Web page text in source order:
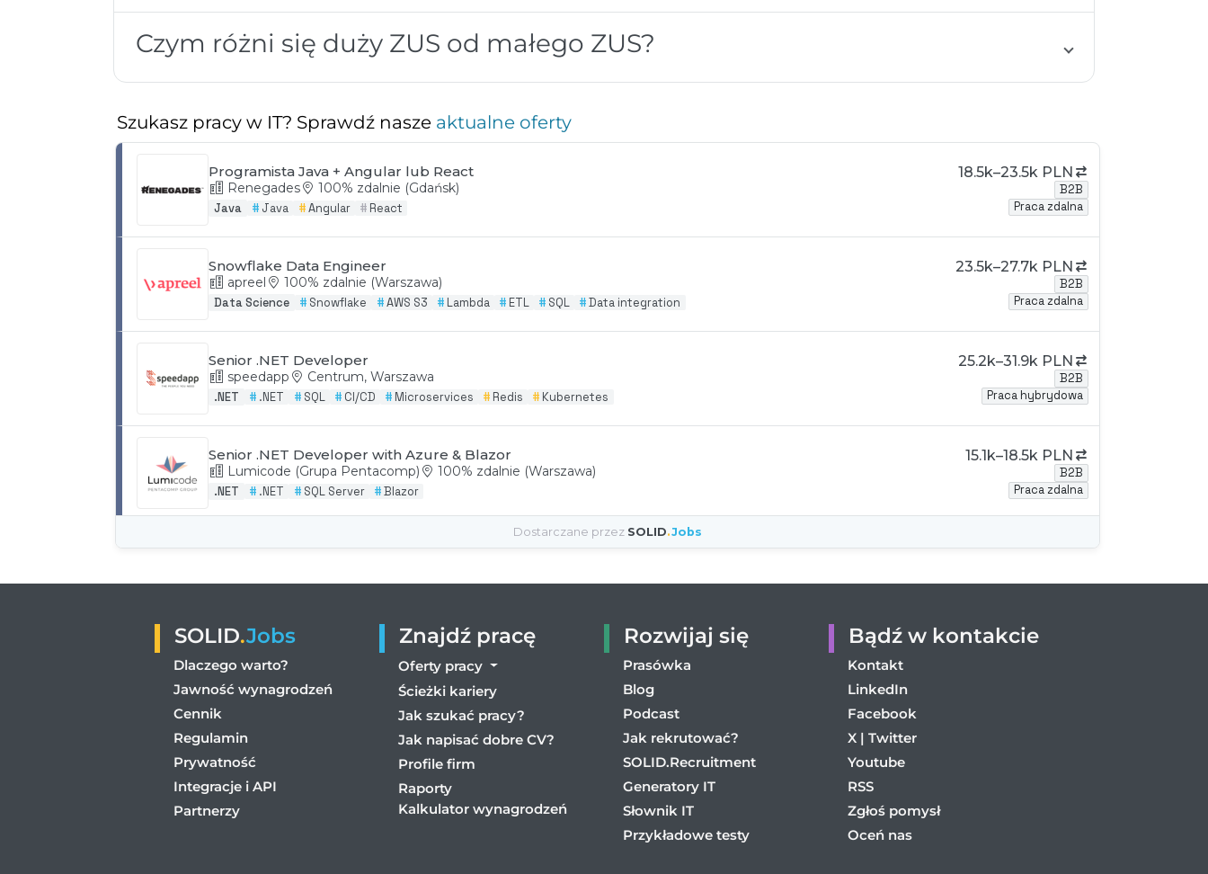
Czym różni się duży ZUS od małego ZUS?
Szukasz pracy w IT? Sprawdź nasze aktualne oferty
SOLID.Jobs
Dlaczego warto?
Jawność wynagrodzeń
Cennik
Regulamin
Prywatność
Integracje i API
Partnerzy
Znajdź pracę
Oferty pracy
Ścieżki kariery
Jak szukać pracy?
Jak napisać dobre CV?
Profile firm
Raporty
Kalkulator wynagrodzeń
Rozwijaj się
Prasówka
Blog
Podcast
Jak rekrutować?
SOLID.Recruitment
Generatory IT
Słownik IT
Przykładowe testy
Bądź w kontakcie
Kontakt
LinkedIn
Facebook
X | Twitter
Youtube
RSS
Zgłoś pomysł
Oceń nas